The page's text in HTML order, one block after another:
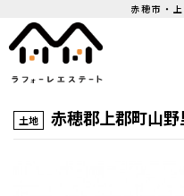
赤穂市・
土地 赤穂郡上郡町山